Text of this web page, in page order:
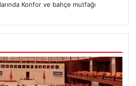
Konfor ve bahçe mutfağı